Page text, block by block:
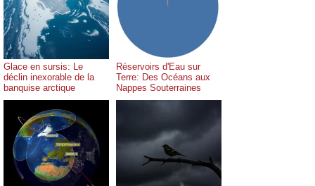
Glace en sursis: Le
déclin inexorable de la
banquise arctique
Réservoirs d'Eau sur
Terre: Des Océans aux
Nappes Souterraines